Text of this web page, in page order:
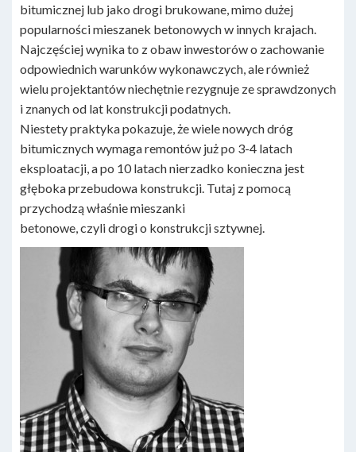
bitumicznej lub jako drogi brukowane, mimo dużej
popularności mieszanek betonowych w innych krajach.
Najczęściej wynika to z obaw inwestorów o zachowanie
odpowiednich warunków wykonawczych, ale również
wielu projektantów niechętnie rezygnuje ze sprawdzonych
i znanych od lat konstrukcji podatnych.
Niestety praktyka pokazuje, że wiele nowych dróg
bitumicznych wymaga remontów już po 3-4 latach
eksploatacji, a po 10 latach nierzadko konieczna jest
głęboka przebudowa konstrukcji. Tutaj z pomocą
przychodzą właśnie mieszanki
betonowe, czyli drogi o konstrukcji sztywnej.